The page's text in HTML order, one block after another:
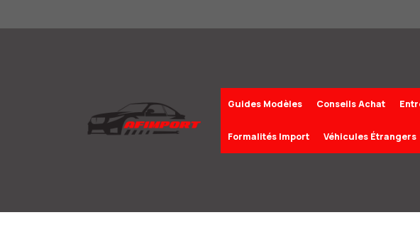
au
Guides Modèles Conseils Achat
Formalités Import Véhicules Étrangers